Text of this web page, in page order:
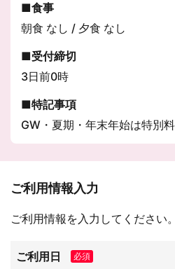
食事
朝食 なし / 夕食 なし
受付締切
3日前0時
特記事項
GW・夏期・年末年始は特別料
ご利用情報入力
ご利用情報を入力してください。
ご利用日 必須